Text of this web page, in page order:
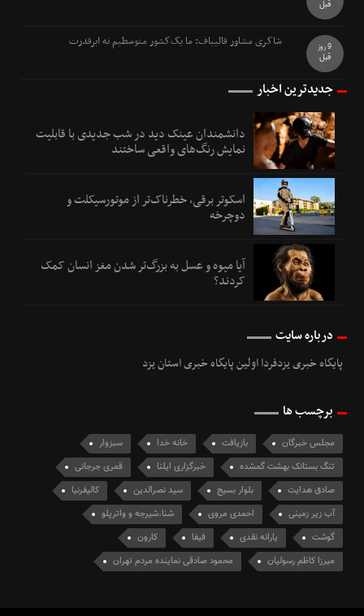
قبل
شاکری مشاور قالیباف: ما یک‌کشور متوسطیم نه ابرقدرت
9 روز
قبل
جدیدترین اخبار
دانشمندان عینک دید در شب جدیدی با قابلیت
نمایش رنگ‌های واقعی ساختند
اسکوتر برقی، خطرناک‌تر از موتورسیکلت و
دوچرخه
آیا میوه و عسل به بزرگ‌تر شدن مغز انسان کمک
کردند؟
درباره سایت
پایگاه خبری یزدفردا اولین پایگاه خبری استان یزد
برچسب ها
مجلس خبرگان بازیافت خانه خدا
سبزوار
تنگ بستانک بهشت گمشده
خبرگزاری ایلنا
قمری جرجانی
صادق هدایت
بلوار بسیج سید نصرالدین
کالیفرنیا
آب زیر زمینی
احمدی مروی
شنا،شیرجه و واترپلو
گوشت
یارانه نقدی فیفا
کارون
میرزا کاظم رسولیان
محمود صادقی نماینده مردم تهران